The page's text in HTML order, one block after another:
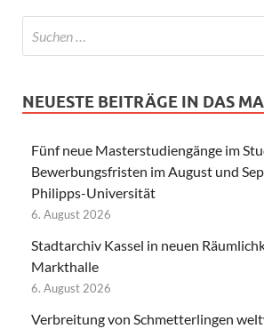
NEUESTE BEITRÄGE IN DAS
Fünf neue Masterstudiengänge im
Bewerbungsfristen im August und
Philipps-Universität
6. August 2026
Stadtarchiv Kassel in neuen
Markthalle
6. August 2026
Verbreitung von Schmetterlingen